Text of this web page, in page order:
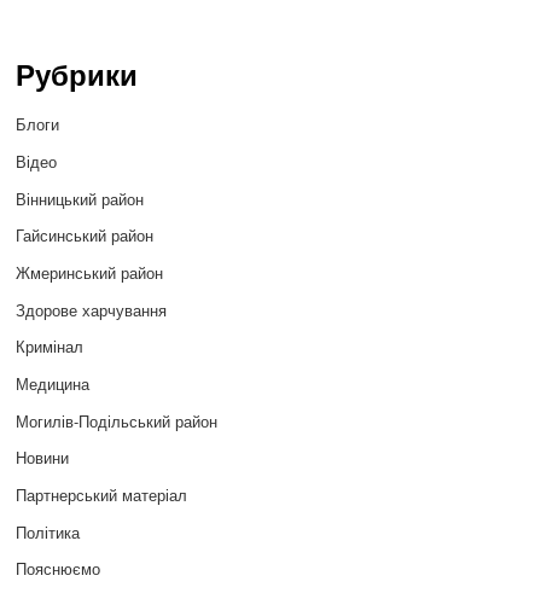
Рубрики
Блоги
Відео
Вінницький район
Гайсинський район
Жмеринський район
Здорове харчування
Кримінал
Медицина
Могилів-Подільський район
Новини
Партнерський матеріал
Політика
Пояснюємо